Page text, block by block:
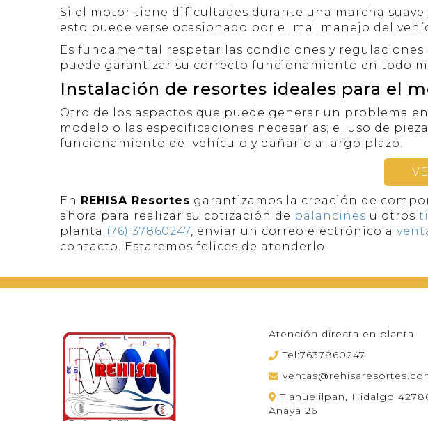
Si el motor tiene dificultades durante una marcha
esto puede verse ocasionado por el mal manejo del
Es fundamental respetar las condiciones y
puede garantizar su correcto funcionamiento en todo
Instalación de resortes ideales para el
Otro de los aspectos que puede generar un problema
modelo o las especificaciones necesarias; el uso de
funcionamiento del vehículo y dañarlo a largo plazo.
En REHISA Resortes garantizamos la creación de
ahora para realizar su cotización de balancines u otros
planta (76) 37860247, enviar un correo electrónico a
contacto. Estaremos felices de atenderlo.
Atención directa en planta
Tel:7637860247
Tlahuelilpan, Hidalgo
Anaya 26